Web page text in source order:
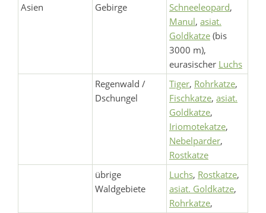
Asien
Gebirge Schneeleopard,
Manul, asiat.
Goldkatze (bis
3000 m),
eurasischer Luchs
Regenwald /
Dschungel
Tiger, Rohrkatze,
Fischkatze, asiat.
Goldkatze,
Iriomotekatze,
Nebelparder,
Rostkatze
übrige
Waldgebiete
Luchs, Rostkatze,
asiat. Goldkatze,
Rohrkatze,